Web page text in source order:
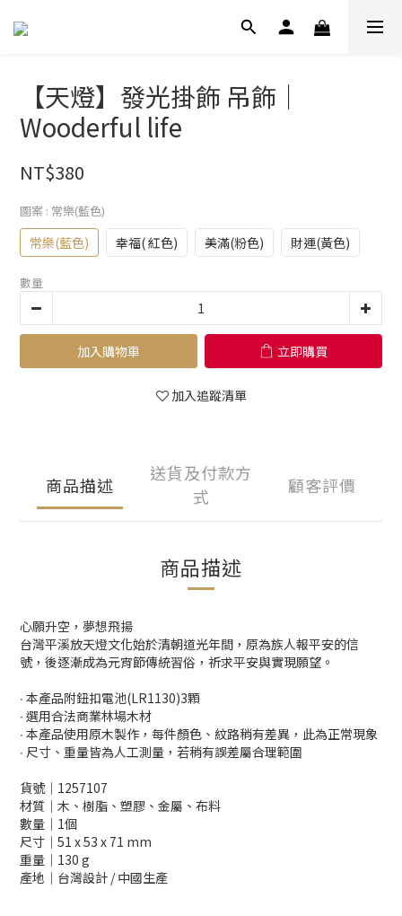
【天燈】發光掛飾 吊飾｜
Wooderful life
NT$380
圖案 : 常樂(藍色)
常樂(藍色) 幸福( 紅色) 美滿(粉色) 財運(黃色)
數量
加入購物車 立即購買
加入追蹤清單
商品描述
送貨及付款方
式
顧客評價
商品描述
心願升空，夢想飛揚
台灣平溪放天燈文化始於清朝道光年間，原為族人報平安的信
號，後逐漸成為元宵節傳統習俗，祈求平安與實現願望。
∙ 本產品附鈕扣電池(LR1130)3顆
∙ 選用合法商業林場木材
∙ 本產品使用原木製作，每件顏色、紋路稍有差異，此為正常現象
∙ 尺寸、重量皆為人工測量，若稍有誤差屬合理範圍
貨號│1257107
材質│木、樹脂、塑膠、金屬、布料
數量│1個
尺寸│51 x 53 x 71 mm
重量│130 g
產地│台灣設計 / 中國生產